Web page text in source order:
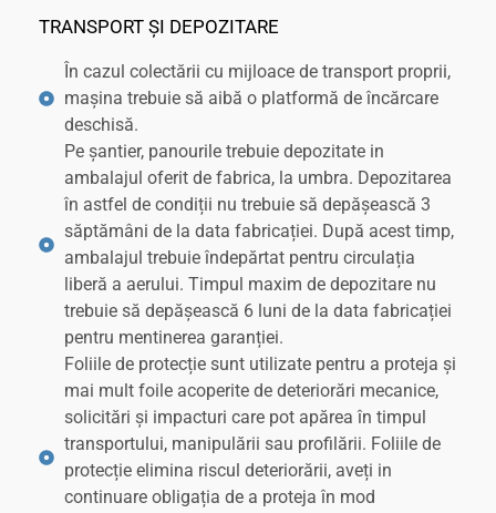
TRANSPORT ȘI DEPOZITARE
În cazul colectării cu mijloace de transport proprii,
mașina trebuie să aibă o platformă de încărcare
deschisă.
Pe șantier, panourile trebuie depozitate in
ambalajul oferit de fabrica, la umbra. Depozitarea
în astfel de condiții nu trebuie să depășească 3
săptămâni de la data fabricației. După acest timp,
ambalajul trebuie îndepărtat pentru circulația
liberă a aerului. Timpul maxim de depozitare nu
trebuie să depășească 6 luni de la data fabricației
pentru mentinerea garanției.
Foliile de protecție sunt utilizate pentru a proteja și
mai mult foile acoperite de deteriorări mecanice,
solicitări și impacturi care pot apărea în timpul
transportului, manipulării sau profilării. Foliile de
protecție elimina riscul deteriorării, aveți in
continuare obligația de a proteja în mod